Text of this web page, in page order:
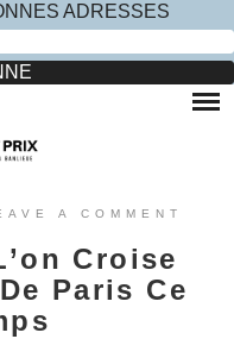
?
?
A COMMENT
Croise
Paris Ce
ADRESSES